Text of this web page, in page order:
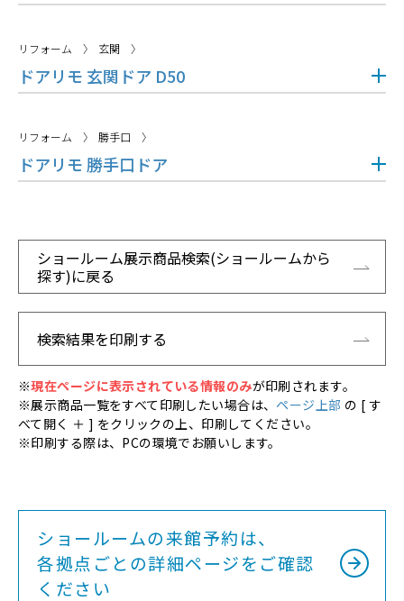
ドアリモ 玄関ドア D50
リフォーム 玄関
ドアリモ 勝手口ドア
リフォーム 勝手口
ショールーム展示商品検索(ショールームから
探す)に戻る
検索結果を印刷する
※現在ページに表示されている情報のみが印刷されます。
※展示商品一覧をすべて印刷したい場合は、 ページ上部 の [ す
べて開く ＋ ] をクリックの上、印刷してください。
※印刷する際は、PCの環境でお願いします。
ショールームの来館予約は、
各拠点ごとの詳細ページをご確認
ください